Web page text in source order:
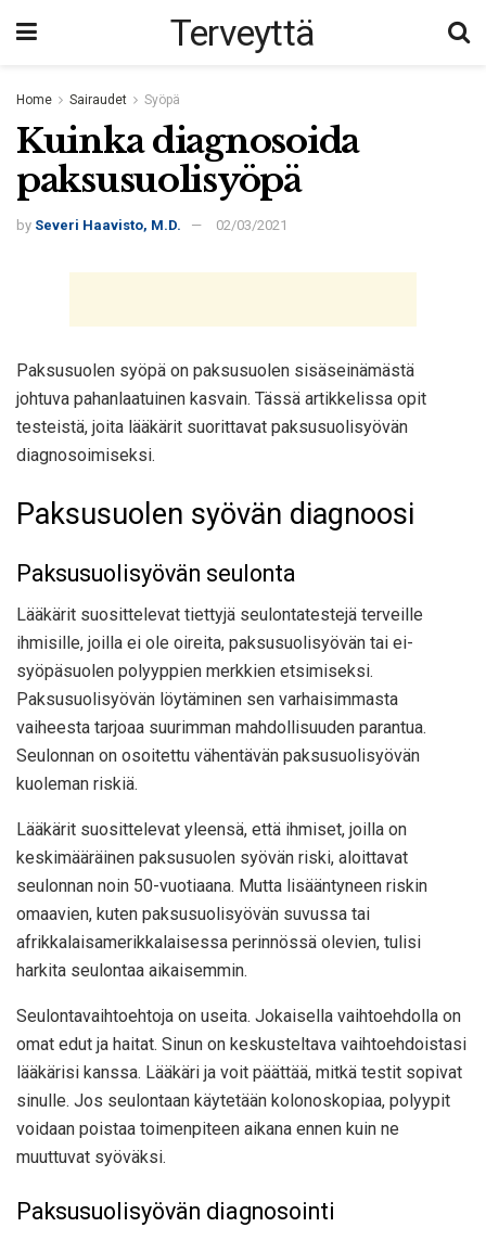
Terveyttä
Home Sairaudet Syöpä
Kuinka diagnosoida
paksusuolisyöpä
by Severi Haavisto, M.D. 02/03/2021
Paksusuolen syöpä on paksusuolen sisäseinämästä
johtuva pahanlaatuinen kasvain. Tässä artikkelissa opit
testeistä, joita lääkärit suorittavat paksusuolisyövän
diagnosoimiseksi.
Paksusuolen syövän diagnoosi
Paksusuolisyövän seulonta
Lääkärit suosittelevat tiettyjä seulontatestejä terveille
ihmisille, joilla ei ole oireita, paksusuolisyövän tai ei-
syöpäsuolen polyyppien merkkien etsimiseksi.
Paksusuolisyövän löytäminen sen varhaisimmasta
vaiheesta tarjoaa suurimman mahdollisuuden parantua.
Seulonnan on osoitettu vähentävän paksusuolisyövän
kuoleman riskiä.
Lääkärit suosittelevat yleensä, että ihmiset, joilla on
keskimääräinen paksusuolen syövän riski, aloittavat
seulonnan noin 50-vuotiaana. Mutta lisääntyneen riskin
omaavien, kuten paksusuolisyövän suvussa tai
afrikkalaisamerikkalaisessa perinnössä olevien, tulisi
harkita seulontaa aikaisemmin.
Seulontavaihtoehtoja on useita. Jokaisella vaihtoehdolla on
omat edut ja haitat. Sinun on keskusteltava vaihtoehdoistasi
lääkärisi kanssa. Lääkäri ja voit päättää, mitkä testit sopivat
sinulle. Jos seulontaan käytetään kolonoskopiaa, polyypit
voidaan poistaa toimenpiteen aikana ennen kuin ne
muuttuvat syöväksi.
Paksusuolisyövän diagnosointi